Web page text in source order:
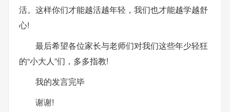
活。这样你们才能越活越年轻，我们也才能越学越舒
心!
最后希望各位家长与老师们对我们这些年少轻狂
的“小大人”们，多多指教!
我的发言完毕
谢谢!